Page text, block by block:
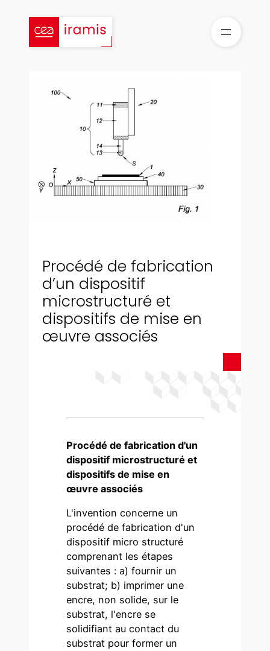
contenu
Procédé de fabrication
d’un dispositif
microstructuré et
dispositifs de mise en
œuvre associés
Procédé de fabrication d'un
dispositif microstructuré et
dispositifs de mise en
œuvre associés
L'invention concerne un
procédé de fabrication d'un
dispositif micro structuré
comprenant les étapes
suivantes : a) fournir un
substrat; b) imprimer une
encre, non solide, sur le
substrat, l'encre se
solidifiant au contact du
substrat pour former un